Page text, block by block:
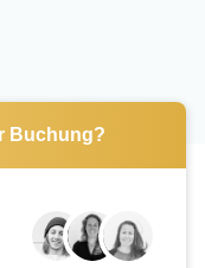
Buchung?